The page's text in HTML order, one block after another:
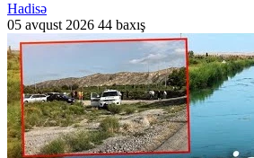
Hadisə
05 avqust 2026 44 baxış